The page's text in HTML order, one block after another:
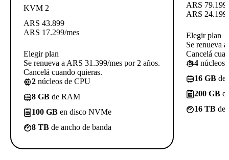
KVM 2
ARS 43.899
ARS 17.299/mes
Elegir plan
Se renueva a ARS 31.399/mes por 2 años.
Cancelá cuando quieras.
2 núcleos de CPU
8 GB de RAM
100 GB en disco NVMe
8 TB de ancho de banda
ARS 79.199
ARS 24.199
Elegir plan
Se renueva
Cancelá
4 núcleos
16 GB de
200 GB
16 TB de